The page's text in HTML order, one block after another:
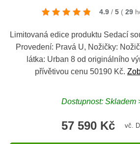
4.9 / 5 ( 29
Limitovaná edice produktu Sedací
Provedení: Pravá U, Nožičky:
látka: Urban 8 od originálního
přívětivou cenu 50190 Kč.
Dostupnost: Skladem
57 590 Kč vč.